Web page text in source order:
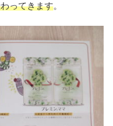
ってきます。